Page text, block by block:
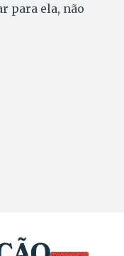
para ela, não